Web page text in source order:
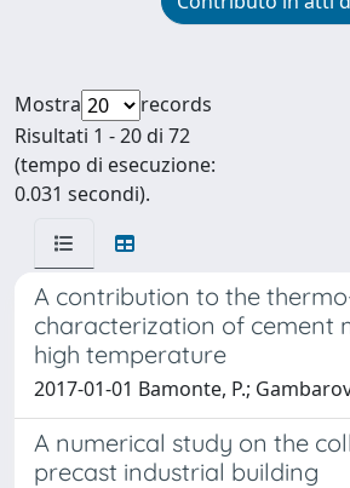
Mostra
records
Risultati 1 - 20 di 72
(tempo di esecuzione:
0.031 secondi).
A contribution to the
characterization of cement
high temperature
2017-01-01 Bamonte, P.;
A numerical study on the
precast industrial building